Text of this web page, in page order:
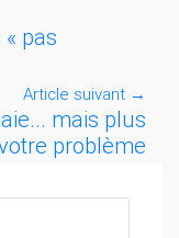
pas
Article suivant →
mais plus
problème